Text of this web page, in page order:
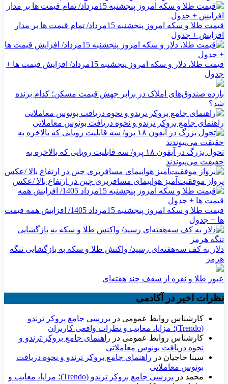
قیمت طلا و سکه امروز پنجشنبه 15مرداد/ تمام قیمت ها بر مدار
افزایش + جدول
قیمت طلا، دلار و سکه امروز پنجشنبه 15مرداد/ افزایش قیمت ها +
جدول
بازده صندوق‌های املاک در برابر جهش قیمت مسکن؛ کدام برنده
شد؟
راهنمای جامع بروکر ترندو و نحوه دریافت بونوس معاملاتی
تحول بزرگ در آیفون ۱۸ پرو/ سه قابلیت رویایی که بالاخره به
حقیقت می‌پیوندند
پرواز موفقیت‌آمیز هواپیمای مسافربری چین در ارتفاع بالا /عکس
قیمت طلا و سکه امروز پنجشنبه 15مرداد 1405/ افزایش همه قیمت
ها + جدول
دلار به کف سه‌هفته‌ای رسید/ واکنش طلا و سکه به بازگشایی تنگه
هرمز
عبور طلا و نقره از سقف چند هفته‌ای
نظرات اخیر در آکادمی
کارشناس روابط عمومی در بررسی جامع بروکر ترندو
(Trendo)؛ مزایا، معایب و نظرات واقعی کاربران
کارشناس روابط عمومی در راهنمای جامع بروکر ترندو و
نحوه دریافت بونوس معاملاتی
سینا حاجیان در راهنمای جامع بروکر ترندو و نحوه دریافت
بونوس معاملاتی
محمد در
بررسی جامع بروکر ترندو (Trendo)؛ مزایا، معایب و